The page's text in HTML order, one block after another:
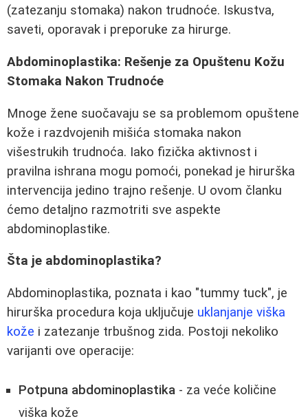
(zatezanju stomaka) nakon trudnoće. Iskustva,
saveti, oporavak i preporuke za hirurge.
Abdominoplastika: Rešenje za Opuštenu Kožu
Stomaka Nakon Trudnoće
Mnoge žene suočavaju se sa problemom opuštene
kože i razdvojenih mišića stomaka nakon
višestrukih trudnoća. Iako fizička aktivnost i
pravilna ishrana mogu pomoći, ponekad je hirurška
intervencija jedino trajno rešenje. U ovom članku
ćemo detaljno razmotriti sve aspekte
abdominoplastike.
Šta je abdominoplastika?
Abdominoplastika, poznata i kao "tummy tuck", je
hirurška procedura koja uključuje uklanjanje viška
kože i zatezanje trbušnog zida. Postoji nekoliko
varijanti ove operacije:
Potpuna abdominoplastika - za veće količine
viška kože